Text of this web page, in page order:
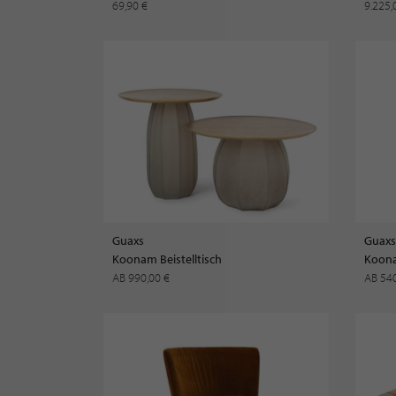
69,90 €
Guaxs
Koonam Beistelltisch
AB 990,00 €
Guaxs
AB